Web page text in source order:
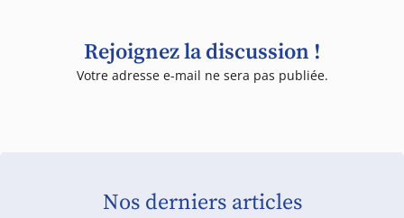
Rejoignez la discussion !
Votre adresse e-mail ne sera pas publiée.
Nos derniers articles